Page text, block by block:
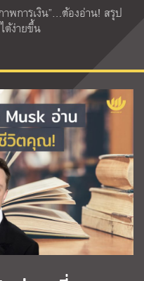
าพการเงิน”…ต้องอ่าน! สรุป
ด้ง่ายขึ้น